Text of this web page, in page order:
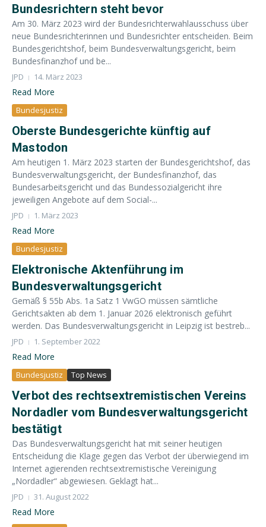
Bundesrichtern steht bevor
Am 30. März 2023 wird der Bundesrichterwahlausschuss über
neue Bundesrichterinnen und Bundesrichter entscheiden. Beim
Bundesgerichtshof, beim Bundesverwaltungsgericht, beim
Bundesfinanzhof und be...
JPD 14. März 2023
Read More
Bundesjustiz
Oberste Bundesgerichte künftig auf
Mastodon
Am heutigen 1. März 2023 starten der Bundesgerichtshof, das
Bundesverwaltungsgericht, der Bundesfinanzhof, das
Bundesarbeitsgericht und das Bundessozialgericht ihre
jeweiligen Angebote auf dem Social-...
JPD 1. März 2023
Read More
Bundesjustiz
Elektronische Aktenführung im
Bundesverwaltungsgericht
Gemäß § 55b Abs. 1a Satz 1 VwGO müssen sämtliche
Gerichtsakten ab dem 1. Januar 2026 elektronisch geführt
werden. Das Bundesverwaltungsgericht in Leipzig ist bestreb...
JPD 1. September 2022
Read More
Bundesjustiz Top News
Verbot des rechtsextremistischen Vereins
Nordadler vom Bundesverwaltungsgericht
bestätigt
Das Bundesverwaltungsgericht hat mit seiner heutigen
Entscheidung die Klage gegen das Verbot der überwiegend im
Internet agierenden rechtsextremistische Vereinigung
„Nordadler“ abgewiesen. Geklagt hat...
JPD 31. August 2022
Read More